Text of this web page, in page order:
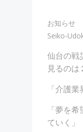
お知らせ
Seiko-
仙台の戦
見るのは
「介護
「夢を
ていく」